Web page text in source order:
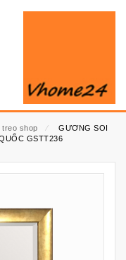
shop ⁄
GƯƠNG SOI
GSTT236